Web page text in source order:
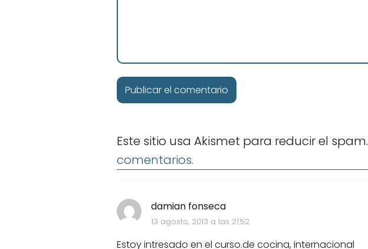
damian fonseca
13 agosto, 2013 a las 21:52
Estoy intresado en el curso.de cocina, internacional
Este sitio usa Akismet para reducir el spam.
comentarios.